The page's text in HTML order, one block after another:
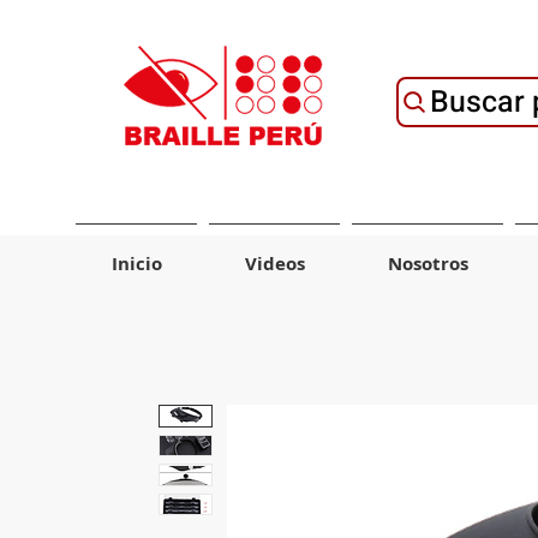
Buscar
Inicio Videos Nosotros
Material de Ayuda